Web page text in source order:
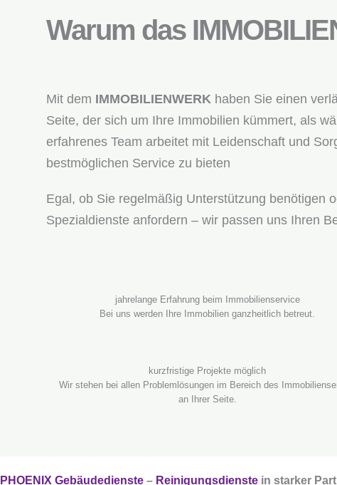
Warum das
Mit dem IMMOBILIENWERK haben Sie einen
Seite, der sich um Ihre Immobilien kümmert, als
erfahrenes Team arbeitet mit Leidenschaft und
bestmöglichen Service zu bieten
Egal, ob Sie regelmäßig Unterstützung benötigen
Spezialdienste anfordern – wir passen uns Ihren
jahrelange Erfahrung beim Immobilienservice
Bei uns werden Ihre Immobilien ganzheitlich betreut.
kurzfristige Projekte möglich
Wir stehen bei allen Problemlösungen im Bereich des
an Ihrer Seite.
PHOENIX Gebäudedienste – Reinigungsdienste in starker